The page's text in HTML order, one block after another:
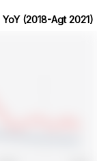
(2018-Agt 2021)